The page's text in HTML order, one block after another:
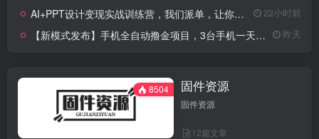
AI+PPT设计变现实战训练营，我们派单，让你的才华直接变现，三大核心模块带你构建Al设计x派单变现的完整闭环 22小时前
【新模式发布】手机全自动撸金项目，3台手机一天200+，保姆级教程及全套工具 昨天
8504 固件资源
固件资源
12篇文章